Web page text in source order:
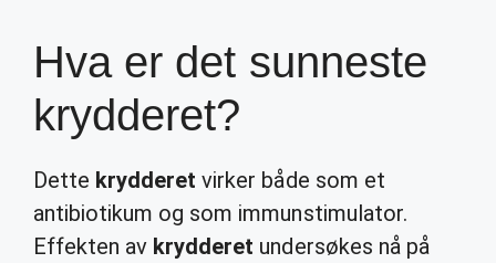
Hva er det sunneste
krydderet?
Dette krydderet virker både som et
antibiotikum og som immunstimulator.
Effekten av krydderet undersøkes nå på